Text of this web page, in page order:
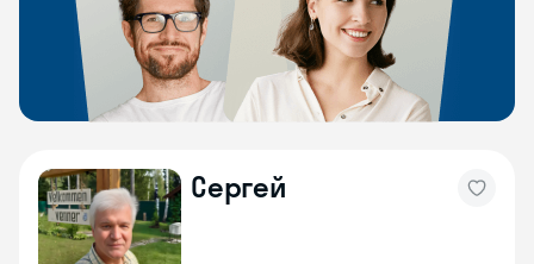
Сергей